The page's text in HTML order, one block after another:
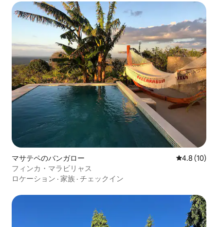
マサテペのバンガロー レビュー10
4.8 (10)
フィンカ・マラビリャス
ロケーション · 家族 · チェックイン